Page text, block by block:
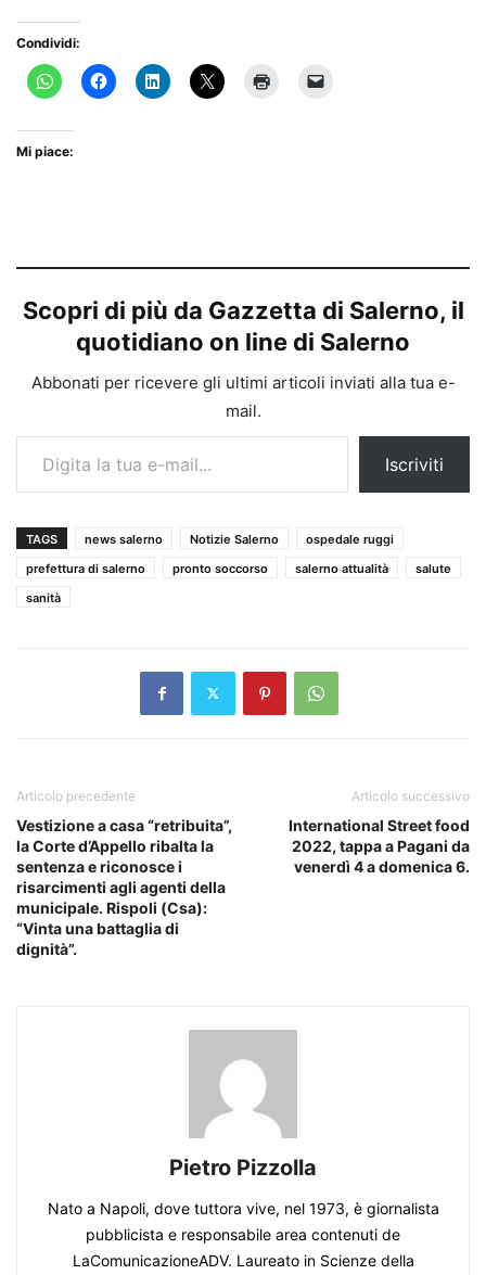
Condividi:
Mi piace:
Scopri di più da Gazzetta di Salerno, il
quotidiano on line di Salerno
Abbonati per ricevere gli ultimi articoli inviati alla tua e-
mail.
Digita la tua e-mail...
Iscriviti
TAGS news salerno Notizie Salerno
ospedale ruggi
prefettura di salerno
pronto soccorso salerno attualità
salute
sanità
Articolo precedente
Vestizione a casa “retribuita”,
la Corte d’Appello ribalta la
sentenza e riconosce i
risarcimenti agli agenti della
municipale. Rispoli (Csa):
“Vinta una battaglia di
dignità”.
Articolo successivo
International Street food
2022, tappa a Pagani da
venerdì 4 a domenica 6.
Pietro Pizzolla
Nato a Napoli, dove tuttora vive, nel 1973, è giornalista
pubblicista e responsabile area contenuti de
LaComunicazioneADV. Laureato in Scienze della